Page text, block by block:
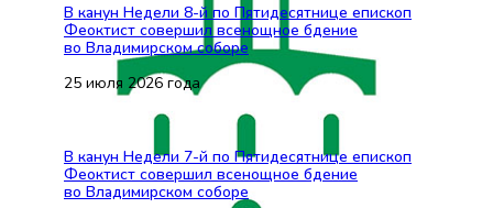
В канун Недели 8-й по Пятидесятнице епископ
Феоктист совершил всенощное бдение
во Владимирском соборе
25 июля 2026 года
В канун Недели 7-й по Пятидесятнице епископ
Феоктист совершил всенощное бдение
во Владимирском соборе